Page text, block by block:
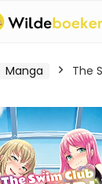
Manga The